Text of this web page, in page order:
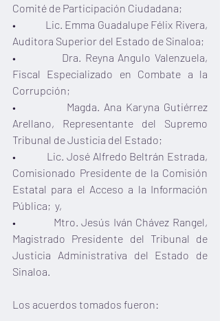
Comité de Participación Ciudadana;
•            Lic. Emma Guadalupe Félix Rivera,
Auditora Superior del Estado de Sinaloa;
•            Dra. Reyna Angulo Valenzuela,
Fiscal Especializado en Combate a la
Corrupción;
•            Magda. Ana Karyna Gutiérrez
Arellano, Representante del Supremo
Tribunal de Justicia del Estado;
•            Lic. José Alfredo Beltrán Estrada,
Comisionado Presidente de la Comisión
Estatal para el Acceso a la Información
Pública;  y,
•            Mtro. Jesús Iván Chávez Rangel,
Magistrado Presidente del Tribunal de
Justicia Administrativa del Estado de
Sinaloa.
Los acuerdos tomados fueron: